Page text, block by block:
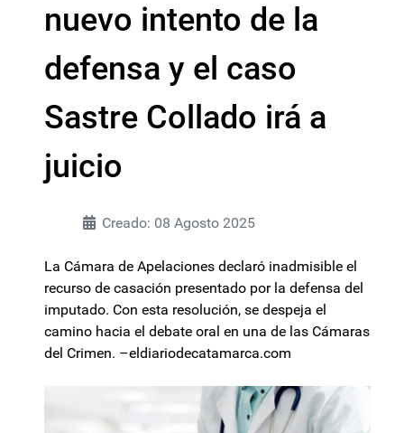
nuevo intento de la
defensa y el caso
Sastre Collado irá a
juicio
Creado: 08 Agosto 2025
La Cámara de Apelaciones declaró inadmisible el
recurso de casación presentado por la defensa del
imputado. Con esta resolución, se despeja el
camino hacia el debate oral en una de las Cámaras
del Crimen. –eldiariodecatamarca.com